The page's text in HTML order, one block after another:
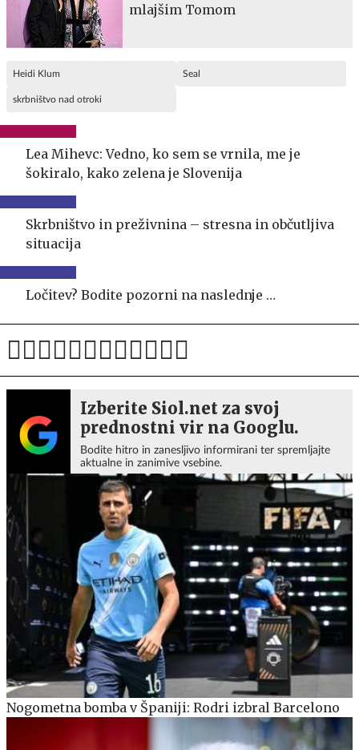
mlajšim Tomom
Heidi Klum Seal
skrbništvo nad otroki
Lea Mihevc: Vedno, ko sem se vrnila, me je
šokiralo, kako zelena je Slovenija
Skrbništvo in preživnina – stresna in občutljiva
situacija
Ločitev? Bodite pozorni na naslednje …
Izberite Siol.net za svoj
prednostni vir na Googlu.
Bodite hitro in zanesljivo informirani ter spremljajte
aktualne in zanimive vsebine.
Nogometna bomba v Španiji: Rodri izbral Barcelono